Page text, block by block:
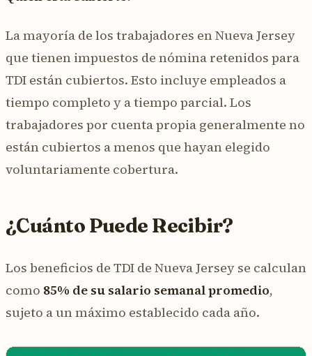
La mayoría de los trabajadores en Nueva Jersey
que tienen impuestos de nómina retenidos para
TDI están cubiertos. Esto incluye empleados a
tiempo completo y a tiempo parcial. Los
trabajadores por cuenta propia generalmente no
están cubiertos a menos que hayan elegido
voluntariamente cobertura.
¿Cuánto Puede Recibir?
Los beneficios de TDI de Nueva Jersey se calculan
como 85% de su salario semanal promedio,
sujeto a un máximo establecido cada año.